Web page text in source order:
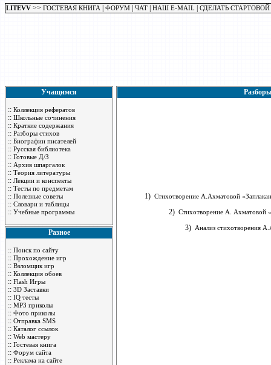
LITEVV >> ГОСТЕВАЯ КНИГА ФОРУМ ЧАТ НАШ E-MAIL СДЕЛАТЬ СТАРТОВОЙ
Учащимся
:: Коллекция рефератов
:: Школьные сочинения
:: Краткие содержания
:: Разборы стихов
:: Биографии писателей
:: Русская библиотека
:: Готовые Д/З
:: Архив шпаргалок
:: Теория литературы
:: Лекции и конспекты
:: Тесты по предметам
:: Полезные советы
:: Словари и таблицы
:: Учебные программы
Разное
:: Поиск по сайту
:: Прохождение игр
:: Взломщик игр
:: Коллекция обоев
:: Flash Игры
:: 3D Заставки
:: IQ тесты
:: MP3 приколы
:: Фото приколы
:: Отправка SMS
:: Каталог ссылок
:: Web мастеру
:: Гостевая книга
:: Форум сайта
:: Реклама на сайте
1) Стихотворение А.Ахматовой
2) Стихотворение А. Ахматовой
3) Анализ стихотворения